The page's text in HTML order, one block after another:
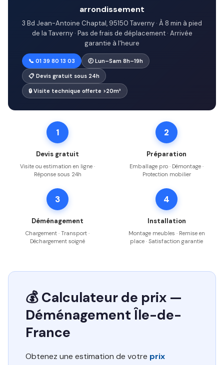
arrondissement
3 Bd Jean-Antoine Chaptal, 95150 Taverny · À 8 min à pied
de la Taverny · Pas de frais de déplacement · Arrivée
garantie à l'heure
📞 01 39 80 13 03 🕗 Lun–Sam 8h–19h
📋 Devis gratuit sous 24h
🔒 Visite technique offerte >20m³
1
Devis gratuit
Visite ou estimation en ligne ·
Réponse sous 24h
2
Préparation
Emballage pro · Démontage ·
Protection mobilier
3
Déménagement
Chargement · Transport ·
Déchargement soigné
4
Installation
Montage meubles · Remise en
place · Satisfaction garantie
💰 Calculateur de prix —
Déménagement Île-de-
France
Obtenez une estimation de votre prix